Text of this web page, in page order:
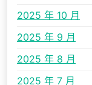
2025 年 10 月
2025 年 9 月
2025 年 8 月
2025 年 7 月